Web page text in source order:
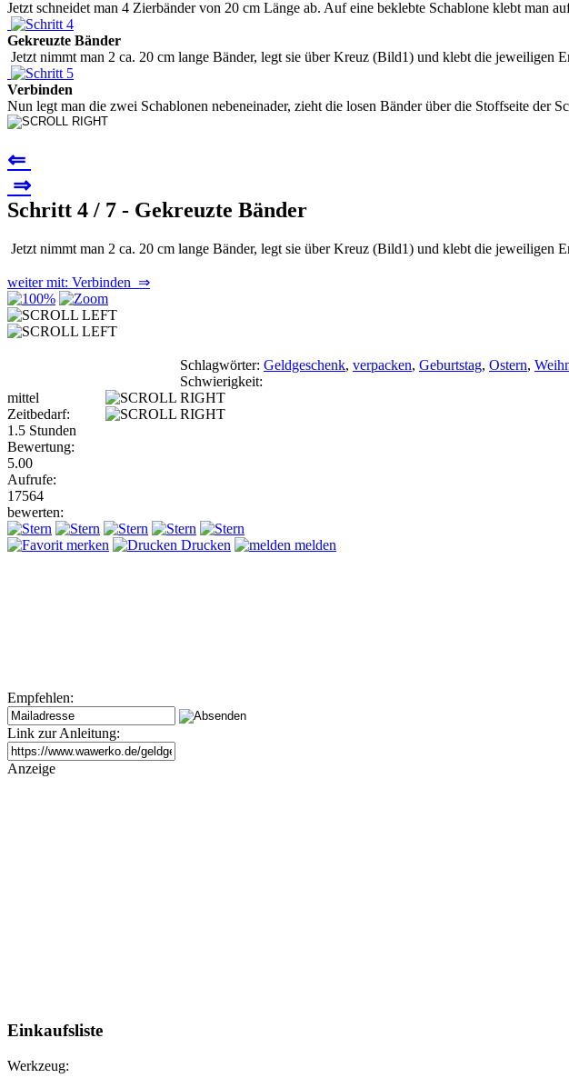
Jetzt schneidet man 4 Zierbänder von 20 cm Länge ab. Auf eine beklebte Schablone klebt man
Gekreuzte Bänder
Jetzt nimmt man 2 ca. 20 cm lange Bänder, legt sie über Kreuz (Bild1) und klebt die jeweiligen
Verbinden
Nun legt man die zwei Schablonen nebeneinader, zieht die losen Bänder über die Stoffseite der
⇐
⇒
Schritt 4 / 7 - Gekreuzte Bänder
Jetzt nimmt man 2 ca. 20 cm lange Bänder, legt sie über Kreuz (Bild1) und klebt die jeweiligen
weiter mit: Verbinden ⇒
Schlagwörter: Geldgeschenk, verpacken, Geburtstag, Ostern,
Schwierigkeit:
mittel
Zeitbedarf:
1.5 Stunden
Bewertung:
5.00
Aufrufe:
17564
bewerten:
merken Drucken melden
Empfehlen:
Link zur Anleitung:
Anzeige
Einkaufsliste
Werkzeug: